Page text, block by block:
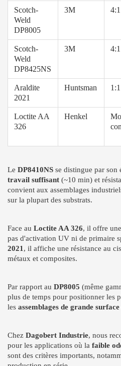
Scotch-
Weld
DP8005
3M 4:1
Scotch-
Weld
DP8425NS
3M 4:1
Araldite
2021
Huntsman 1:1
Loctite AA
326
Henkel
Le DP8410NS se distingue par son
travail suffisant (~10 min) et
convient aux assemblages
sur la plupart des substrats.
Face au Loctite AA 326, il offre
pas d'activation UV ni de primaire
2021, il affiche une résistance au
métaux et composites.
Par rapport au DP8005 (même
plus de temps pour positionner les
les assemblages de grande
Chez Dagobert Industrie, nous
pour les applications où la faible
sont des critères importants,